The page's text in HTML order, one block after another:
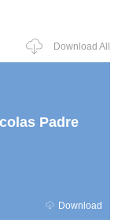
Download All
Padre
Download